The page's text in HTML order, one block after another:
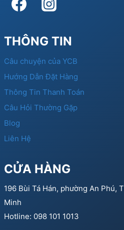
THÔNG TIN
Câu chuyện của YCB
Hướng Dẫn Đặt Hàng
Thông Tin Thanh Toán
Câu Hỏi Thường Gặp
Blog
Liên Hệ
CỬA HÀNG
196 Bùi Tá Hán, phường An Phú,
Minh
Hotline: 098 101 1013